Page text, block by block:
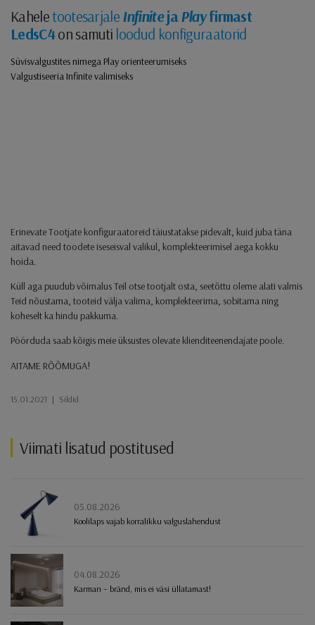
Kaheletootesarjale Infiniteja Playfirmast
LedsC4on samuti loodud konfiguraatorid
Süvisvalgustites nimega Play orienteerumiseks
Valgustiseeria Infinite valimiseks
Erinevate Tootjate konfiguraatoreid täiustatakse pidevalt, kuid juba täna
aitavad need toodete iseseisval valikul, komplekteerimisel aega kokku
hoida.
Küll aga puudub võimalus Teil otse tootjalt osta, seetõttu oleme alati valmis
Teid nõustama, tooteid välja valima, komplekteerima, sobitama ning
koheselt ka hindu pakkuma.
Pöörduda saab kõigis meie üksustes olevate klienditeenendajate poole.
AITAME RÕÕMUGA!
15.01.2021 | Sildid
Viimati lisatud postitused
05.08.2026
Koolilaps vajab korralikku valguslahendust
04.08.2026
Karman – bränd, mis ei väsi üllatamast!